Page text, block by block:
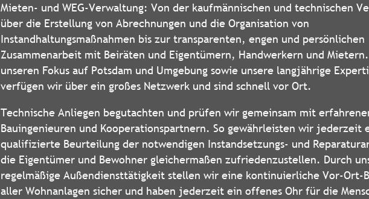
Mieten- und WEG-Verwaltung: Von der kaufmännischen und technischen
über die Erstellung von Abrechnungen und die Organisation von
Instandhaltungsmaßnahmen bis zur transparenten, engen und persönlichen
Zusammenarbeit mit Beiräten und Eigentümern, Handwerkern und
unseren Fokus auf Potsdam und Umgebung sowie unsere langjährige
verfügen wir über ein großes Netzwerk und sind schnell vor Ort.
Technische Anliegen begutachten und prüfen wir gemeinsam mit
Bauingenieuren und Kooperationspartnern. So gewährleisten wir jederzeit
qualifizierte Beurteilung der notwendigen Instandsetzungs- und
die Eigentümer und Bewohner gleichermaßen zufriedenzustellen. Durch
regelmäßige Außendiensttätigkeit stellen wir eine kontinuierliche Vor-Ort-
aller Wohnanlagen sicher und haben jederzeit ein offenes Ohr für die